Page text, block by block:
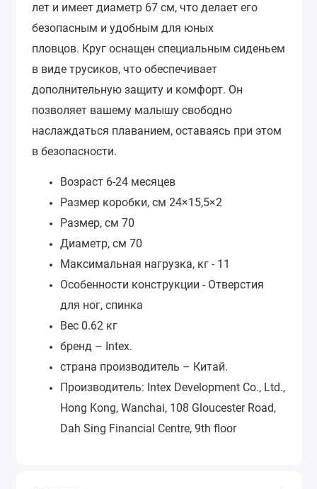
лет и имеет диаметр 67 см, что делает его
безопасным и удобным для юных
пловцов. Круг оснащен специальным сиденьем
в виде трусиков, что обеспечивает
дополнительную защиту и комфорт. Он
позволяет вашему малышу свободно
наслаждаться плаванием, оставаясь при этом
в безопасности.
Возраст 6-24 месяцев
Размер коробки, см 24×15,5×2
Размер, см 70
Диаметр, см 70
Максимальная нагрузка, кг - 11
Особенности конструкции - Отверстия
для ног, спинка
Вес 0.62 кг
бренд – Intex.
страна производитель – Китай.
Производитель: Intex Development Co., Ltd.,
Hong Kong, Wanchai, 108 Gloucester Road,
Dah Sing Financial Centre, 9th floor